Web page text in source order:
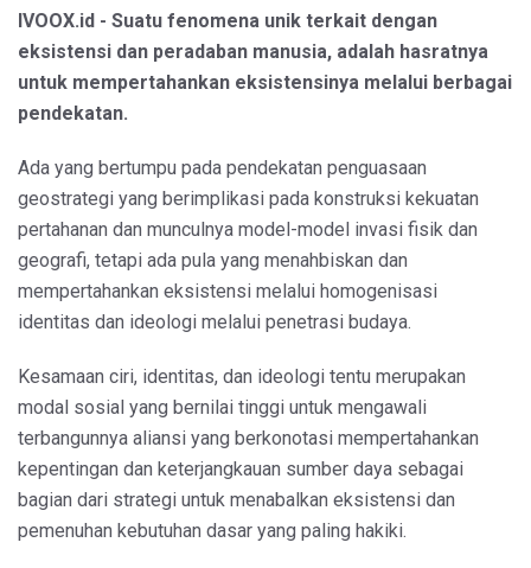
IVOOX.id - Suatu fenomena unik terkait dengan
eksistensi dan peradaban manusia, adalah hasratnya
untuk mempertahankan eksistensinya melalui berbagai
pendekatan.
Ada yang bertumpu pada pendekatan penguasaan
geostrategi yang berimplikasi pada konstruksi kekuatan
pertahanan dan munculnya model-model invasi fisik dan
geografi, tetapi ada pula yang menahbiskan dan
mempertahankan eksistensi melalui homogenisasi
identitas dan ideologi melalui penetrasi budaya.
Kesamaan ciri, identitas, dan ideologi tentu merupakan
modal sosial yang bernilai tinggi untuk mengawali
terbangunnya aliansi yang berkonotasi mempertahankan
kepentingan dan keterjangkauan sumber daya sebagai
bagian dari strategi untuk menabalkan eksistensi dan
pemenuhan kebutuhan dasar yang paling hakiki.